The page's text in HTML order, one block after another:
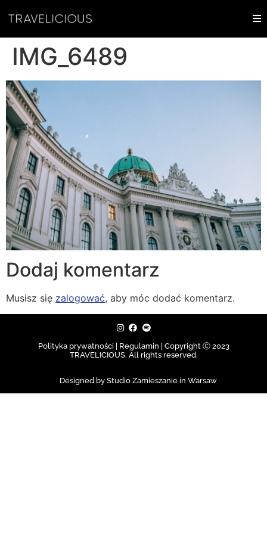
IMG_6489
Dodaj komentarz
Musisz się zalogować, aby móc dodać komentarz.
Polityka prywatności | Regulamin |
Copyright Ⓒ 2023
TRAVELICIOUS. All rights reserved.
Designed by Studio Zamieszanie in Warsaw